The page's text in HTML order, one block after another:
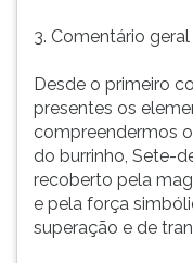
3. Comentário geral
Desde o primeiro
presentes os
compreendermos
do burrinho, Sete-
recoberto pela
e pela força
superação e de